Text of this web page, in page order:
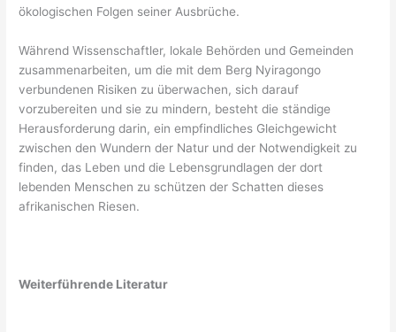
ökologischen Folgen seiner Ausbrüche.
Während Wissenschaftler, lokale Behörden und Gemeinden
zusammenarbeiten, um die mit dem Berg Nyiragongo
verbundenen Risiken zu überwachen, sich darauf
vorzubereiten und sie zu mindern, besteht die ständige
Herausforderung darin, ein empfindliches Gleichgewicht
zwischen den Wundern der Natur und der Notwendigkeit zu
finden, das Leben und die Lebensgrundlagen der dort
lebenden Menschen zu schützen der Schatten dieses
afrikanischen Riesen.
Weiterführende Literatur